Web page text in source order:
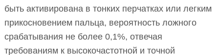
быть активирована в тонких перчатках или легким
прикосновением пальца, вероятность ложного
срабатывания не более 0,1%, отвечая
требованиям к высокочастотной и точной